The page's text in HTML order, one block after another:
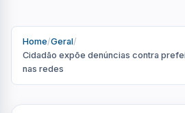
Home/Geral/
Cidadão expõe denúncias contra
nas redes